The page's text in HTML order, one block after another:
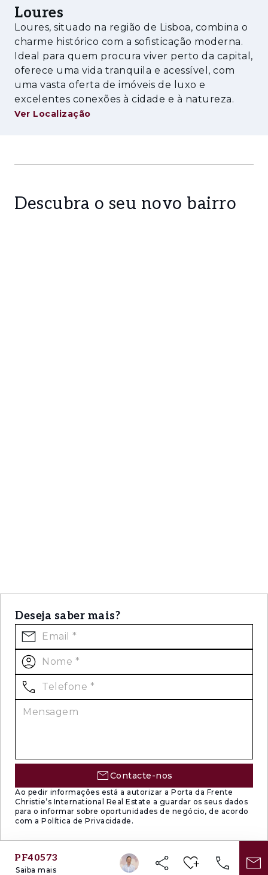
um enquadramento que favorece tanto a
habitação própria como o investimento de
longo prazo.
Loures
Loures, situado na região de Lisboa, combina o
charme histórico com a sofisticação moderna.
Ideal para quem procura viver perto da capital,
oferece uma vida tranquila e acessível, com
uma vasta oferta de imóveis de luxo e
excelentes conexões à cidade e à natureza.
Ver Localização
Descubra o seu novo bairro
Deseja saber mais?
Contacte-nos
Ao pedir informações está a autorizar a Porta da Frente
Christie’s International Real Estate a guardar os seus dados
para o informar sobre oportunidades de negócio, de acordo
com a Política de Privacidade.
PF40573
Saiba mais